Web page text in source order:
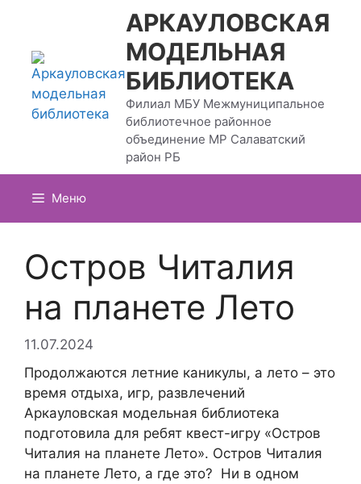
содержимому
АРКАУЛОВСКАЯ
МОДЕЛЬНАЯ
БИБЛИОТЕКА
Филиал МБУ Межмуниципальное
библиотечное районное
объединение МР Салаватский
район РБ
Меню
Остров Читалия
на планете Лето
11.07.2024
Продолжаются летние каникулы, а лето – это
время отдыха, игр, развлечений
Аркауловская модельная библиотека
подготовила для ребят квест-игру «Остров
Читалия на планете Лето». Остров Читалия
на планете Лето, а где это? Ни в одном